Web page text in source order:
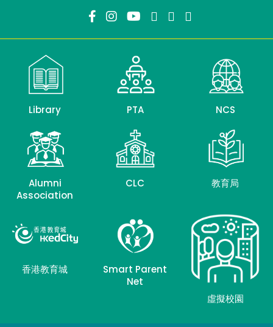
Library PTA NCS
Alumni
Association
CLC 教育局
香港教育城
Smart Parent
Net
虛擬校園